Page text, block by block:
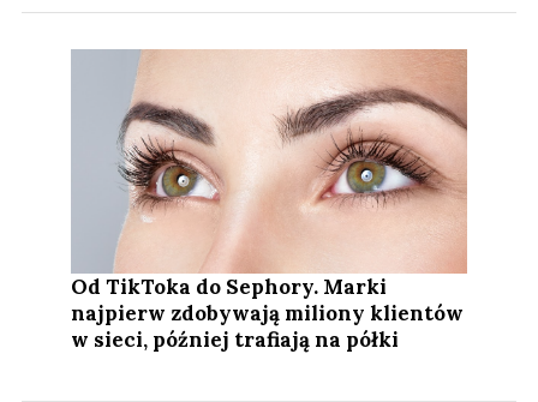
Od TikToka do Sephory. Marki
najpierw zdobywają miliony klientów
w sieci, później trafiają na półki